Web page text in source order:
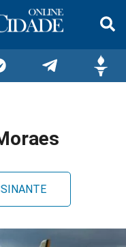
no
Telegram